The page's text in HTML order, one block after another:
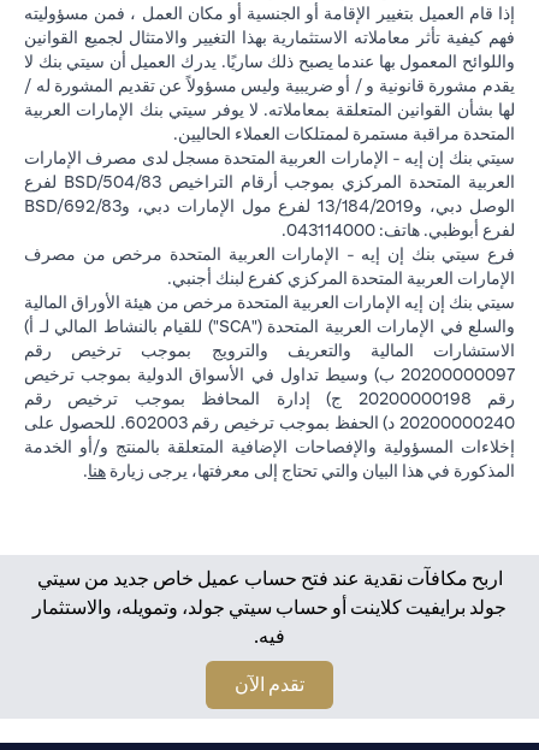
إذا قام العميل بتغيير الإقامة أو الجنسية أو مكان العمل ، فمن مسؤوليته
فهم كيفية تأثر معاملاته الاستثمارية بهذا التغيير والامتثال لجميع القوانين
واللوائح المعمول بها عندما يصبح ذلك ساريًا. يدرك العميل أن سيتي بنك لا
يقدم مشورة قانونية و / أو ضريبية وليس مسؤولاً عن تقديم المشورة له /
لها بشأن القوانين المتعلقة بمعاملاته. لا يوفر سيتي بنك الإمارات العربية
المتحدة مراقبة مستمرة لممتلكات العملاء الحاليين.
سيتي بنك إن إيه - الإمارات العربية المتحدة مسجل لدى مصرف الإمارات
العربية المتحدة المركزي بموجب أرقام التراخيص BSD/504/83 لفرع
الوصل دبي، و13/184/2019 لفرع مول الإمارات دبي، وBSD/692/83
لفرع أبوظبي. هاتف: 043114000.
فرع سيتي بنك إن إيه - الإمارات العربية المتحدة مرخص من مصرف
الإمارات العربية المتحدة المركزي كفرع لبنك أجنبي.
سيتي بنك إن إيه الإمارات العربية المتحدة مرخص من هيئة الأوراق المالية
والسلع في الإمارات العربية المتحدة ("SCA") للقيام بالنشاط المالي لـ أ)
الاستشارات المالية والتعريف والترويج بموجب ترخيص رقم
20200000097 ب) وسيط تداول في الأسواق الدولية بموجب ترخيص
رقم 20200000198 ج) إدارة المحافظ بموجب ترخيص رقم
20200000240 د) الحفظ بموجب ترخيص رقم 602003. للحصول على
إخلاءات المسؤولية والإفصاحات الإضافية المتعلقة بالمنتج و/أو الخدمة
المذكورة في هذا البيان والتي تحتاج إلى معرفتها، يرجى زيارة هنا.
اربح مكافآت نقدية عند فتح حساب عميل خاص جديد من سيتي
جولد برايفيت كلاينت أو حساب سيتي جولد، وتمويله، والاستثمار
فيه.
تقدم الآن